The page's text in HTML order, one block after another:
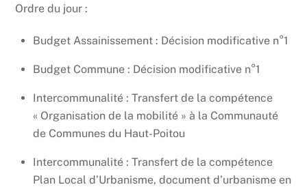
Ordre du jour :
Budget Assainissement : Décision modificative n°1
Budget Commune : Décision modificative n°1
Intercommunalité : Transfert de la compétence
« Organisation de la mobilité » à la Communauté
de Communes du Haut-Poitou
Intercommunalité : Transfert de la compétence
Plan Local d’Urbanisme, document d’urbanisme en